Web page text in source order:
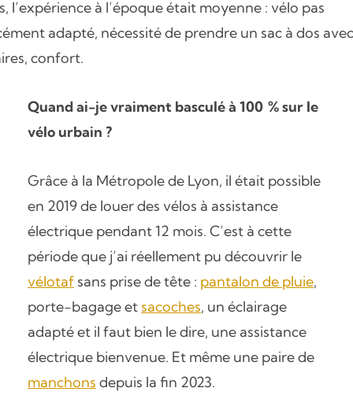
l’expérience à l’époque était moyenne : vélo pas
adapté, nécessité de prendre un sac à dos
confort.
Quand ai-je vraiment basculé à 100 % sur le
vélo urbain ?
Grâce à la Métropole de Lyon, il était possible
en 2019 de louer des vélos à assistance
électrique pendant 12 mois. C’est à cette
période que j’ai réellement pu découvrir le
vélotaf sans prise de tête : pantalon de pluie,
porte-bagage et sacoches, un éclairage
adapté et il faut bien le dire, une assistance
électrique bienvenue. Et même une paire de
manchons depuis la fin 2023.